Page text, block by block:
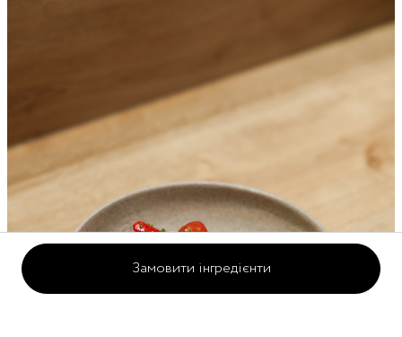
Замовити інгредієнти